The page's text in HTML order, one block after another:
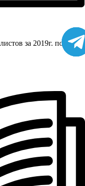
за 2019г. по всей